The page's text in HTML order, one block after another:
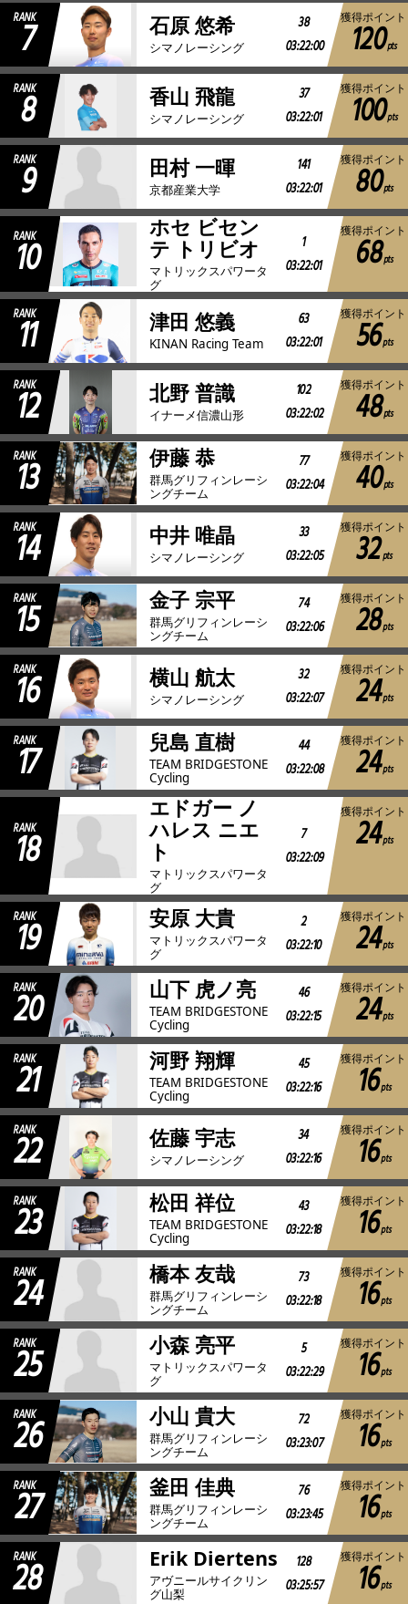
RANK
7 石原 悠希
シマノレーシング
38
03:22:00
獲得ポイント
120pts
RANK
8 香山 飛龍
シマノレーシング
37
03:22:01
獲得ポイント
100pts
RANK
9 田村 一暉
京都産業大学
141
03:22:01
獲得ポイント
80pts
RANK
10
ホセ ビセン
テ トリビオ
マトリックスパワータ
グ
1
03:22:01
獲得ポイント
68pts
RANK
11 津田 悠義
KINAN Racing Team
63
03:22:01
獲得ポイント
56pts
RANK
12 北野 普識
イナーメ信濃山形
102
03:22:02
獲得ポイント
48pts
RANK
13 伊藤 恭
群馬グリフィンレーシ
ングチーム
77
03:22:04
獲得ポイント
40pts
RANK
14 中井 唯晶
シマノレーシング
33
03:22:05
獲得ポイント
32 pts
RANK
15 金子 宗平
群馬グリフィンレーシ
ングチーム
74
03:22:06
獲得ポイント
28pts
RANK
16 横山 航太
シマノレーシング
32
03:22:07
獲得ポイント
24pts
RANK
17 兒島 直樹
TEAM BRIDGESTONE
Cycling
44
03:22:08
獲得ポイント
24pts
RANK
18
エドガー ノ
ハレス ニエ
ト
マトリックスパワータ
グ
7
03:22:09
獲得ポイント
24pts
RANK
19 安原 大貴
マトリックスパワータ
グ
2
03:22:10
獲得ポイント
24pts
RANK
20 山下 虎ノ亮
TEAM BRIDGESTONE
Cycling
46
03:22:15
獲得ポイント
24pts
RANK
21 河野 翔輝
TEAM BRIDGESTONE
Cycling
45
03:22:16
獲得ポイント
16pts
RANK
22 佐藤 宇志
シマノレーシング
34
03:22:16
獲得ポイント
16pts
RANK
23 松田 祥位
TEAM BRIDGESTONE
Cycling
43
03:22:18
獲得ポイント
16pts
RANK
24 橋本 友哉
群馬グリフィンレーシ
ングチーム
73
03:22:18
獲得ポイント
16pts
RANK
25 小森 亮平
マトリックスパワータ
グ
5
03:22:29
獲得ポイント
16pts
RANK
26 小山 貴大
群馬グリフィンレーシ
ングチーム
72
03:23:07
獲得ポイント
16pts
RANK
27 釜田 佳典
群馬グリフィンレーシ
ングチーム
76
03:23:45
獲得ポイント
16pts
RANK
28 Erik Diertens
アヴニールサイクリン
グ山梨
128
03:25:57
獲得ポイント
16pts